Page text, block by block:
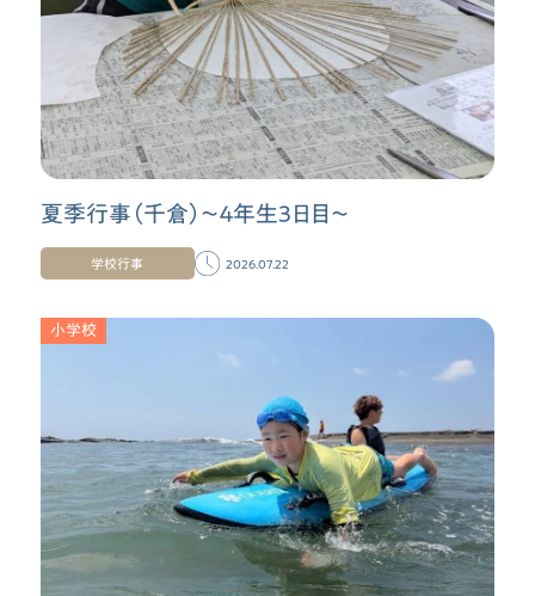
夏季行事（千倉）〜４年生３日目〜
学校行事 2026.07.22
小学校